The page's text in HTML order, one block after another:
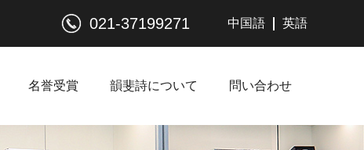
021-37199271 英語
中国語
名誉受賞 韻斐詩について 問い合わせ